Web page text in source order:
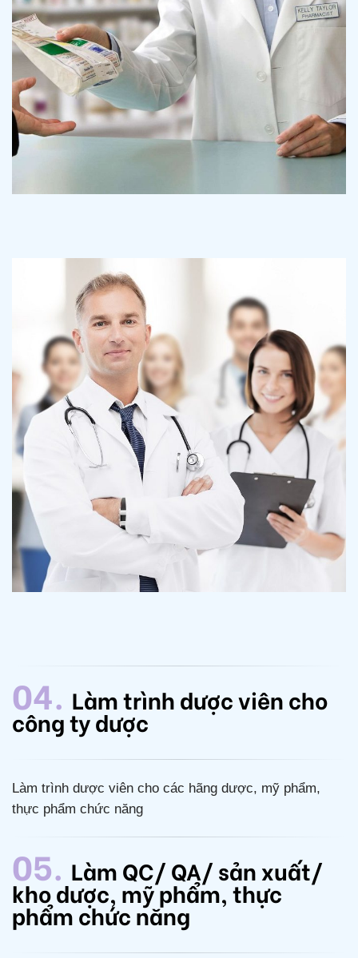
04. Làm trình dược viên cho
công ty dược
Làm trình dược viên cho các hãng dược, mỹ phẩm,
thực phẩm chức năng
05. Làm QC/ QA/ sản xuất/
kho dược, mỹ phẩm, thực
phẩm chức năng